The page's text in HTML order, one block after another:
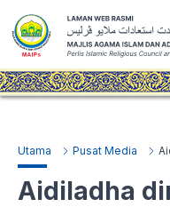
Utama Pusat Media
Aidiladha